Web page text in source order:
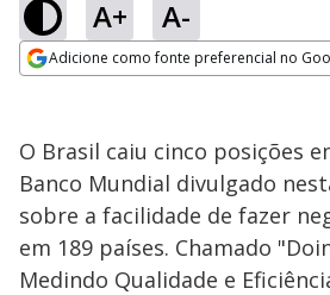
A+ A-
Adicione como fonte preferencial no
O Brasil caiu cinco posições
Banco Mundial divulgado
sobre a facilidade de fazer
em 189 países. Chamado
Medindo Qualidade e